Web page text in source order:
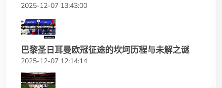
2025-12-07 13:43:00
巴黎圣日耳曼欧冠征途的坎坷历程与未解之谜
2025-12-07 12:14:14